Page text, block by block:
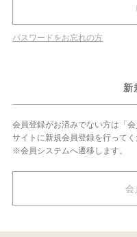
パスワードをお忘れの方
新
会員登録がお済みでない方は「
サイトに新規会員登録を行ってく
※会員システムへ遷移します。
会